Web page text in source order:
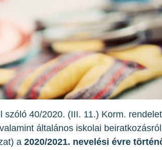
40/2020. (III. 11.) Korm.
általános iskolai
a 2020/2021. nevelési évre